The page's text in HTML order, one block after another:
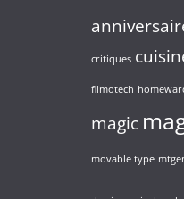
critiques
filmotech
magic
movable type